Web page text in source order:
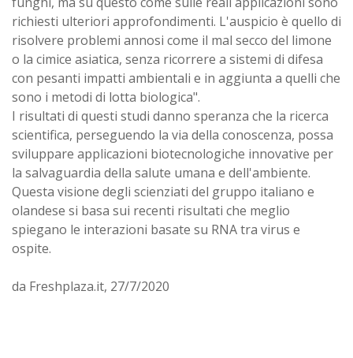
richiesti ulteriori approfondimenti. L'auspicio è quello di
risolvere problemi annosi come il mal secco del limone
o la cimice asiatica, senza ricorrere a sistemi di difesa
con pesanti impatti ambientali e in aggiunta a quelli che
sono i metodi di lotta biologica".
I risultati di questi studi danno speranza che la ricerca
scientifica, perseguendo la via della conoscenza, possa
sviluppare applicazioni biotecnologiche innovative per
la salvaguardia della salute umana e dell'ambiente.
Questa visione degli scienziati del gruppo italiano e
olandese si basa sui recenti risultati che meglio
spiegano le interazioni basate su RNA tra virus e
ospite.
da Freshplaza.it, 27/7/2020